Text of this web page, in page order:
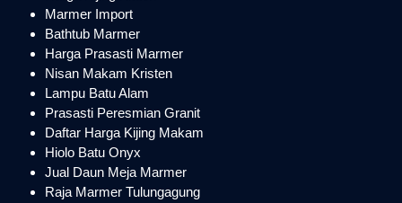
Marmer Import
Bathtub Marmer
Harga Prasasti Marmer
Nisan Makam Kristen
Lampu Batu Alam
Prasasti Peresmian Granit
Daftar Harga Kijing Makam
Hiolo Batu Onyx
Jual Daun Meja Marmer
Raja Marmer Tulungagung